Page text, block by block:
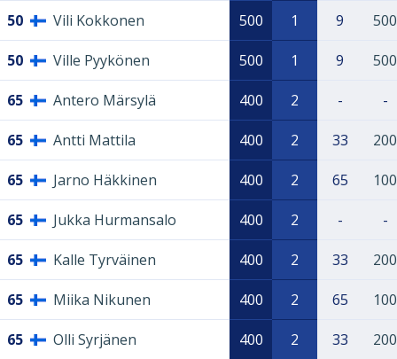
50 Vili Kokkonen 500 1 9 500
50 Ville Pyykönen 500 1 9 500
65 Antero Märsylä 400 2 - -
65 Antti Mattila 400 2 33 200
65 Jarno Häkkinen 400 2 65 100
65 Jukka Hurmansalo 400 2 - -
65 Kalle Tyrväinen 400 2 33 200
65 Miika Nikunen 400 2 65 100
65 Olli Syrjänen 400 2 33 200